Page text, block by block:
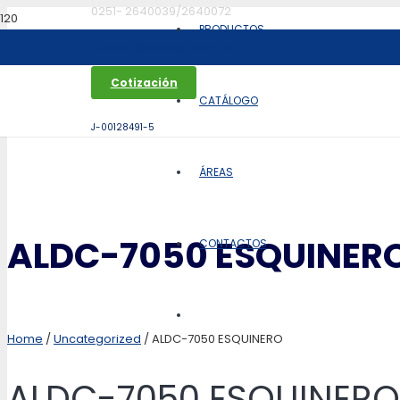
0251- 2640039/2640072
Cotización
J-00128491-5
PRODUCTOS
CATÁLOGO
ÁREAS
CONTACTOS
ALDC-7050
Home /Uncategorized / ALDC-7050 ESQUINERO